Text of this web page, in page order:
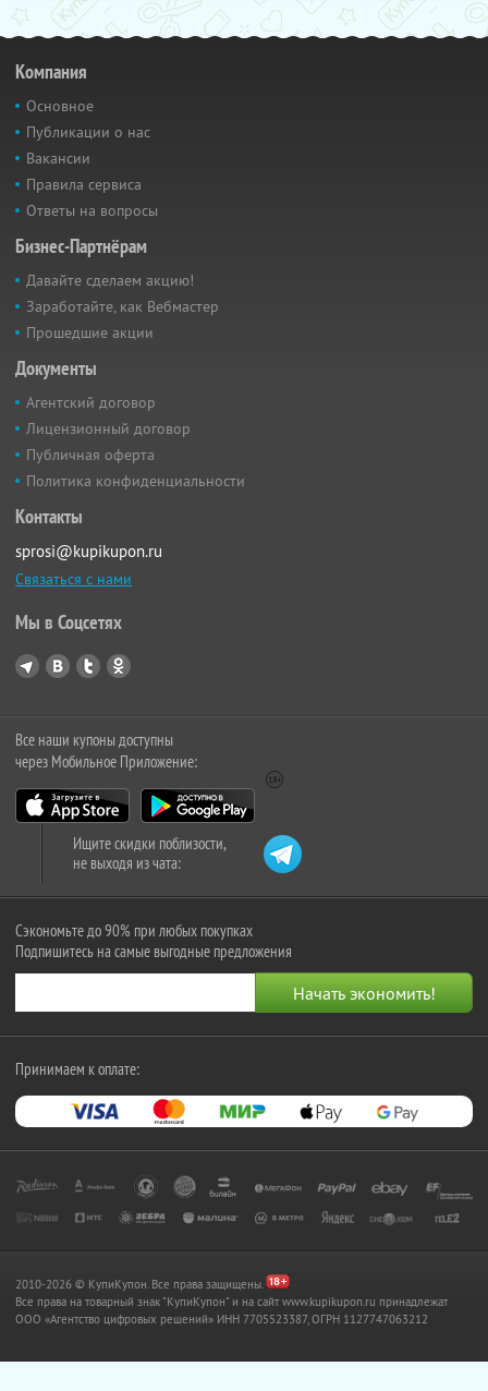
Компания
Основное
Публикации о нас
Вакансии
Правила сервиса
Ответы на вопросы
Бизнес-Партнёрам
Давайте сделаем акцию!
Заработайте, как Вебмастер
Прошедшие акции
Документы
Агентский договор
Лицензионный договор
Публичная оферта
Политика конфиденциальности
Контакты
sprosi@kupikupon.ru
Связаться с нами
Мы в Соцсетях
Все наши купоны доступны
через Мобильное Приложение:
Ищите скидки поблизости,
не выходя из чата:
Сэкономьте до 90% при любых покупках
Подпишитесь на самые выгодные предложения
Принимаем к оплате:
2010-2026 © КупиКупон. Все права защищены.
Все права на товарный знак "КупиКупон" и на сайт www.kupikupon.ru принадлежат
OOO «Агентство цифровых решений» ИНН 7705523387, ОГРН 1127747063212